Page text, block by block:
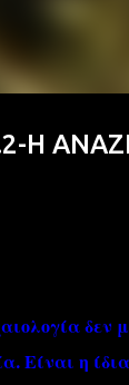
Η
δεν
Είναι η